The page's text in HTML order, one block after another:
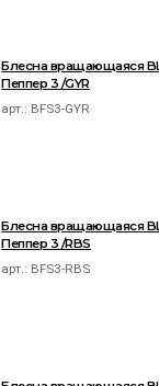
Блесна вращающаяся
Пеппер 3 /GYR
арт.: BFS3-GYR
Блесна вращающаяся
Пеппер 3 /RBS
арт.: BFS3-RBS